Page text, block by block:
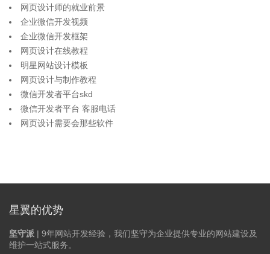
网页设计师的就业前景
企业微信开发视频
企业微信开发框架
网页设计在线教程
明星网站设计模板
网页设计与制作教程
微信开发者平台skd
微信开发者平台 客服电话
网页设计需要会那些软件
星翼的优势
坚守派 | 9年网站开发经验，我们坚守为企业提供专业的网站建设及
维护一站式服务。